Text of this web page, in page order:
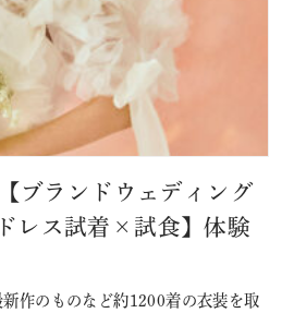
ブランドウェディング
レス試着×試食】体験
作のものなど約1200着の衣装を取